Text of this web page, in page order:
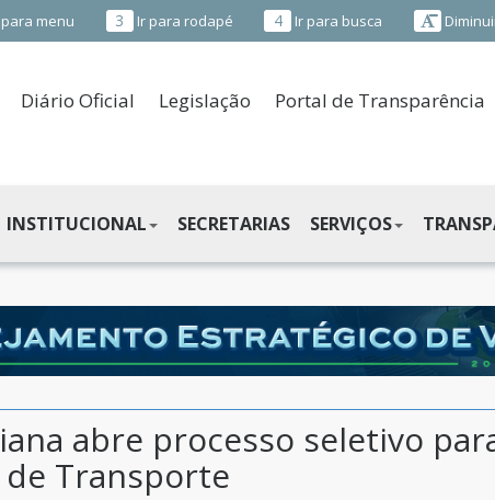
para menu 3 Ir para rodapé 4 Ir para busca
Diário Oficial Legislação Portal de Transparência
INSTITUCIONAL SECRETARIAS SERVIÇOS
abre processo seletivo
Transporte